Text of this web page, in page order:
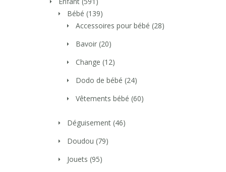
Bébé (139)
Accessoires pour bébé (28)
Bavoir (20)
Change (12)
Dodo de bébé (24)
Vêtements bébé (60)
Déguisement (46)
Doudou (79)
Jouets (95)